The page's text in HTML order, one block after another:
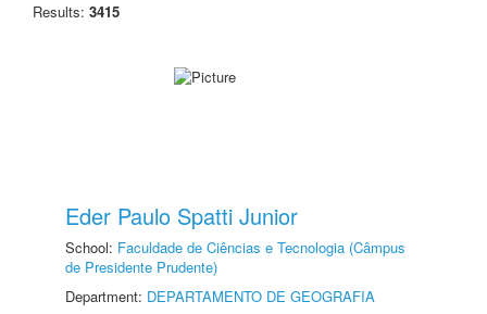
Results: 3415
Eder Paulo Spatti Junior
School: Faculdade de Ciências e Tecnologia (Câmpus
de Presidente Prudente)
Department: DEPARTAMENTO DE GEOGRAFIA